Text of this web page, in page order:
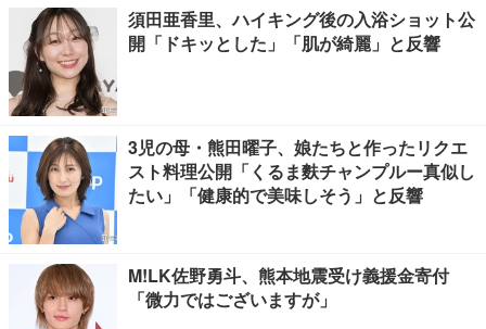
須田亜香里、ハイキング後の入浴ショット公
開「ドキッとした」「肌が綺麗」と反響
3児の母・熊田曜子、娘たちと作ったリクエ
スト料理公開「くるま麩チャンプルー真似し
たい」「健康的で美味しそう」と反響
M!LK佐野勇斗、熊本地震受け義援金寄付
「微力ではございますが」